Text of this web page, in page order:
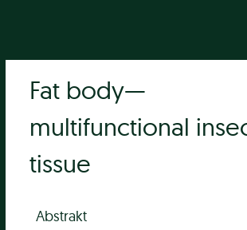
Fat body—
multifunctional
tissue
Abstrakt